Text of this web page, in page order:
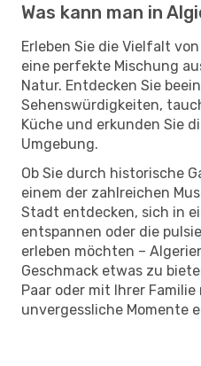
Was kann man in
Erleben Sie die Vielfalt
eine perfekte Mischung
Natur. Entdecken Sie
Sehenswürdigkeiten,
Küche und erkunden Sie
Umgebung.
Ob Sie durch historische
einem der zahlreichen
Stadt entdecken, sich in
entspannen oder die
erleben möchten –
Geschmack etwas zu
Paar oder mit Ihrer
unvergessliche Momente